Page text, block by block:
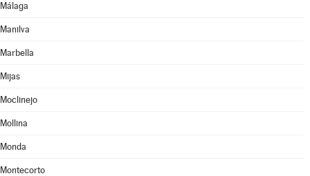
Málaga
Manilva
Marbella
Mijas
Moclinejo
Mollina
Monda
Montecorto